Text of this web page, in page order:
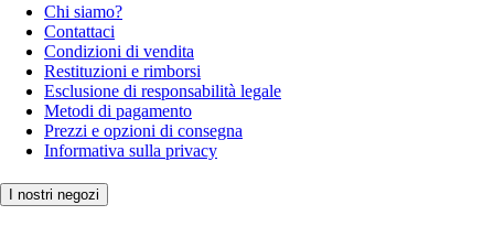
Chi siamo?
Contattaci
Condizioni di vendita
Restituzioni e rimborsi
Esclusione di responsabilità legale
Metodi di pagamento
Prezzi e opzioni di consegna
Informativa sulla privacy
I nostri negozi